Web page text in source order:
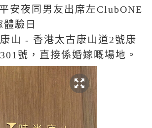
安夜同男友出席左ClubONE
驗日
山 - 香港太古康山道2號康
號，直接係婚嫁嘅場地。